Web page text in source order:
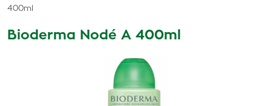
400ml
Bioderma Nodé A 400ml